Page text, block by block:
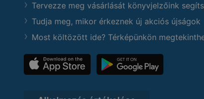
Tervezze meg vásárlását könyvjelzőink
Tudja meg, mikor érkeznek új akciós újságok
Most költözött ide? Térképünkön